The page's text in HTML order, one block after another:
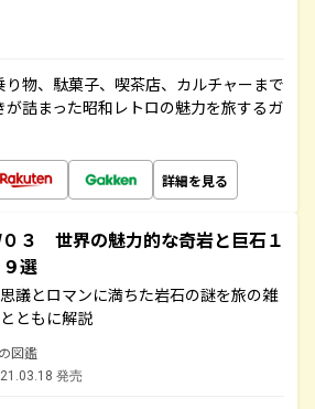
物、駄菓子、喫茶店、カルチャーまで
詰まった昭和レトロの魅力を旅するガ
詳細を見る
３ 世界の魅力的な奇岩と巨石１
９選
議とロマンに満ちた岩石の謎を旅の雑
ともに解説
図鑑
発売